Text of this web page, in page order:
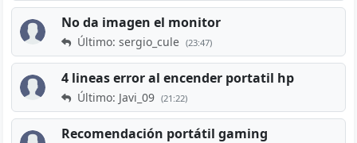
No da imagen el monitor
Último: sergio_cule (23:47)
4 lineas error al encender portatil hp
Último: Javi_09 (21:22)
Recomendación portátil gaming